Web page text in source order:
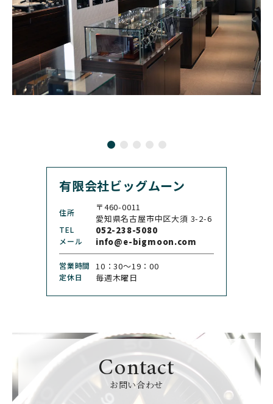
ALAIN SILBERSTEIN
アラン・シルベスタイン
CITIZEN
シチズン
BREITLING
ブライトリング
BRUNO SOHNLE Glash
utte
ブルーノ・ゾンレー・ グ
ラスヒュッテ
BULOVA
ブローバ
BVLGARI
ブルガリ
CHANEL
シャネル
CHOPARD
ショパール
CHRISTOPHER WARD
クリストファー・ウォー
CHRONO TOKYO
CHRONOSWISS
クロノスイス
CUERVOY SOBRINOS CVSTOS
CYRUS CZAPEK
チャペック
D. DORNBLÜTH&SOH
N
D.ドルンブルート＆ゾー
DAMASKO
有限会社ビッグムーン
住所
〒460-0011
愛知県名古屋市中区大須 3-2-6
TEL 052-238-5080
メール info@e-bigmoon.com
営業時間 10：30〜19：00
定休日 毎週木曜日
Contact
お問い合わせ